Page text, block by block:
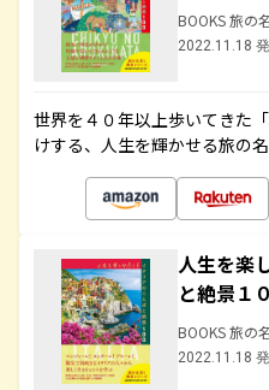
BOOKS 旅の
2022.11.18
世界を４０年以上歩いてきた
けする、人生を輝かせる旅の
人生を楽
と絶景１
BOOKS 旅の
2022.11.18